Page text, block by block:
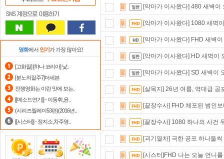
영화에서 인기가 가장 많아요!
[고화질] [하나 코리아] 낯..
[분노의질주7]더세븐
전쟁영화는 이런 맛에 보는..
[[메소드연기]] - 이동휘,윤..
(시리즈릴레이53편)(2016년..
[[시스터]] - 정지소,차주영..
자녀보호기능 으로 가족과 함께 투
댓글만 잘써도 무료 포인트 를 드립
출석체크이벤트!매일매일출석체
숨어있는 카드 마일리지 조회하고
정액제할인쿠폰 사용방법안내
[악마가 이사왔다] 480 새벽
[악마가 이사왔다] 1080 새벽
[악마가 이사왔다] FHD 새벽
[악마가 이사왔다] HD 새벽이
[악마가 이사왔다] SD 새벽이
[살목지] 26년 여름, 역대급 공
[끝장수사] FHD 체포된 범인
[끝장수사] 1080 하나의 사건
[괴기열차] 극한 공포 하나둘
[시스터]FHD 나는 오늘 언니